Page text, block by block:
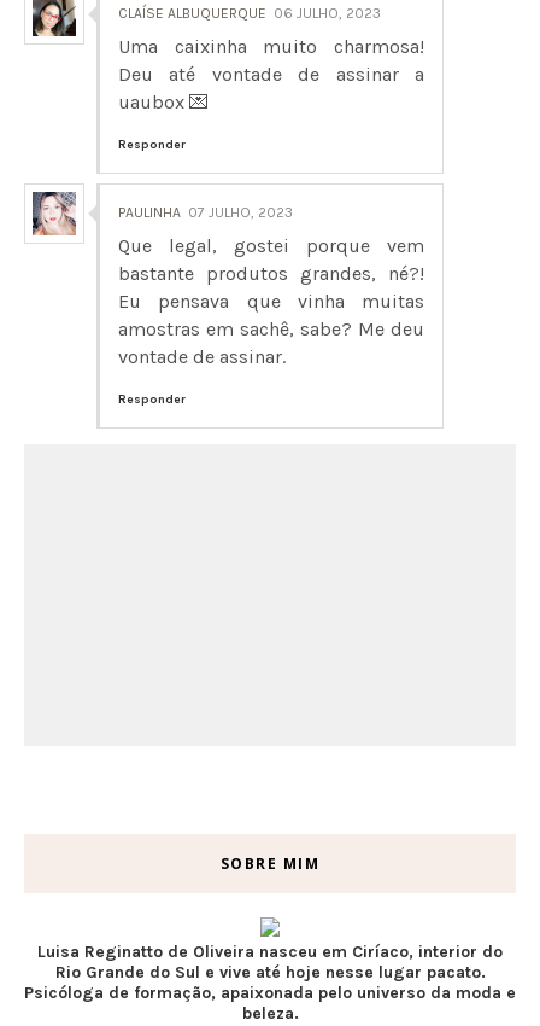
CLAÍSE ALBUQUERQUE 06 JULHO, 2023
Uma caixinha muito charmosa!
Deu até vontade de assinar a
uaubox 💌
Responder
PAULINHA 07 JULHO, 2023
Que legal, gostei porque vem
bastante produtos grandes, né?!
Eu pensava que vinha muitas
amostras em sachê, sabe? Me deu
vontade de assinar.
Responder
SOBRE MIM
Luisa Reginatto de Oliveira nasceu em Ciríaco, interior do
Rio Grande do Sul e vive até hoje nesse lugar pacato.
Psicóloga de formação, apaixonada pelo universo da moda e
beleza.